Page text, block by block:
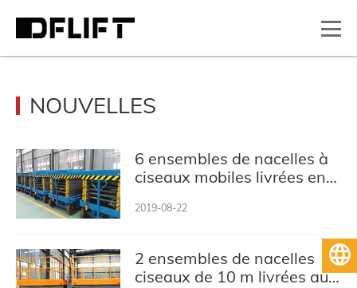
NOUVELLES
6 ensembles de nacelles à
ciseaux mobiles livrées en
2019-08-22
2 ensembles de nacelles
ciseaux de 10 m livrées aux
Français